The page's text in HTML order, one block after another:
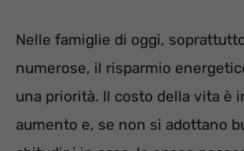
Nelle famiglie di oggi,
numerose, il risparmio
una priorità. Il costo della vita è
aumento e, se non si adottano